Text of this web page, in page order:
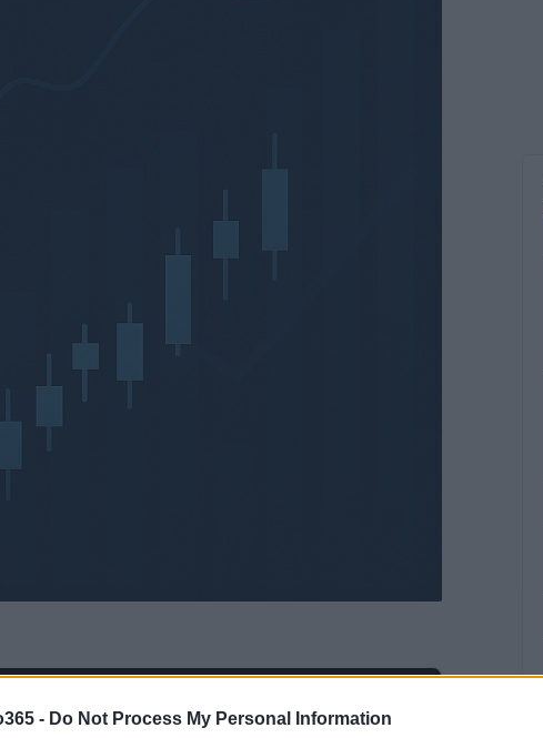
- Do Not Process My Personal Information
POWERED BY AdhubMedia